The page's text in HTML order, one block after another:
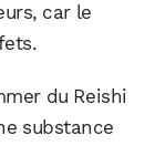
car le
du Reishi
substance